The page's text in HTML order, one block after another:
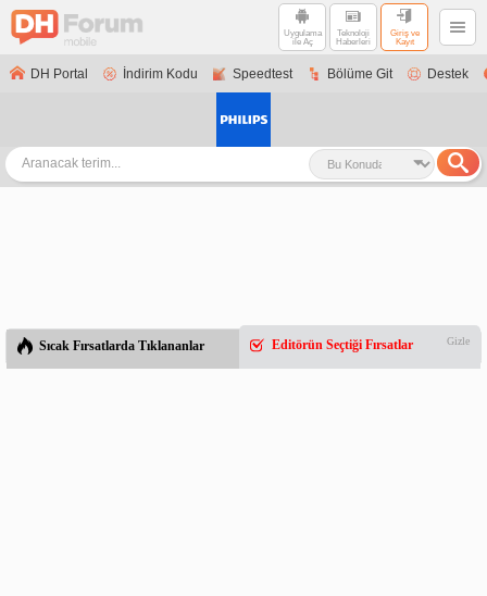
Uygulama
ile Aç
Teknoloji
Haberleri
Giriş ve
Kayıt
DH Portal İndirim Kodu Speedtest Bölüme Git Destek
Sıcak Fırsatlarda Tıklananlar Editörün Seçtiği Fırsatlar Gizle